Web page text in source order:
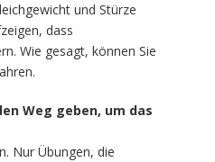
und Stürze
dass
Wie gesagt, können Sie
Weg geben, um das
Nur Übungen, die